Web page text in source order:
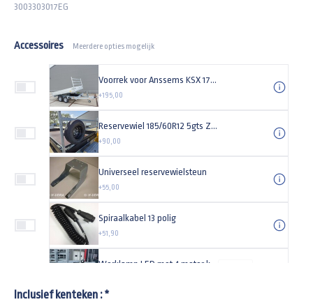
3003303017EG
Accessoires Meerdere opties mogelijk
Voorrek voor Anssems KSX 178cm (breedte) kipper
+195,00
Reservewiel 185/60R12 5gts Zwarte velg
+90,00
Universeel reservewielsteun
+55,00
Spiraalkabel 13 polig
+51,90
Inclusief kenteken :*